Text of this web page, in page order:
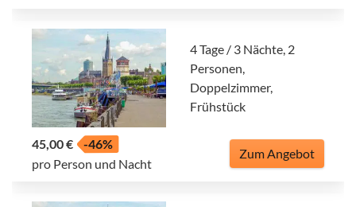
4 Tage / 3 Nächte, 2
Personen,
Doppelzimmer,
Frühstück
45,00 €
-46%
pro Person und Nacht
Zum Angebot